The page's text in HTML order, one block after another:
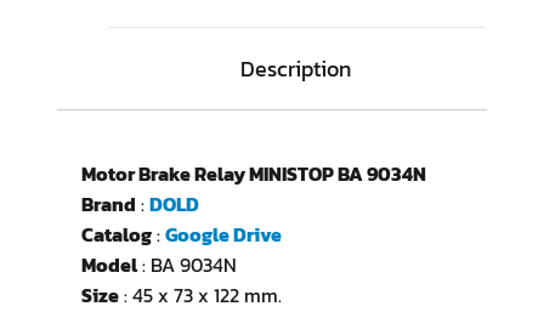
Description
Motor Brake Relay MINISTOP BA 9034N
Brand :DOLD
Catalog:Google Drive
Model: BA 9034N
Size: 45 x 73 x 122 mm.